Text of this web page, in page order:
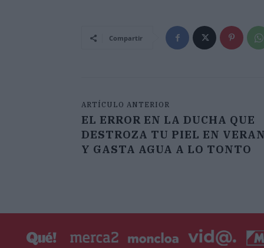
Compartir
ARTÍCULO ANTERIOR
EL ERROR EN LA DUCHA QUE
DESTROZA TU PIEL EN
Y GASTA AGUA A LO TONTO